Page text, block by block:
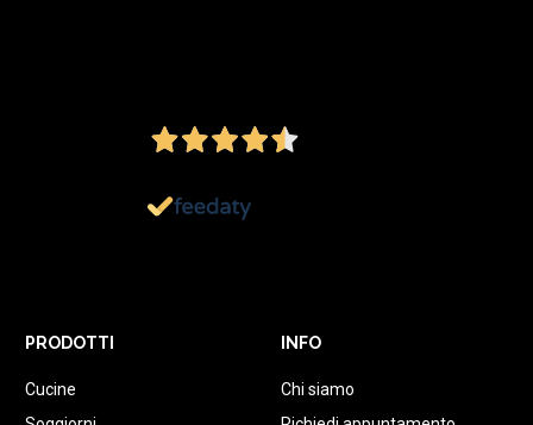
PRODOTTI
Cucine
INFO
Chi siamo